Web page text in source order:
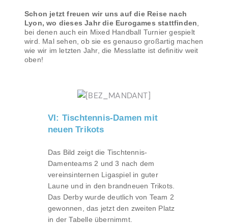
Schon jetzt freuen wir uns auf die Reise nach
Lyon, wo dieses Jahr die Eurogames stattfinden
bei denen auch ein Mixed Handball Turnier gespielt
wird. Mal sehen, ob sie es genauso großartig machen
wie wir im letzten Jahr, die Messlatte ist definitiv weit
oben!
VI: Tischtennis-Damen mit
neuen Trikots
Das Bild zeigt die Tischtennis-
Damenteams 2 und 3 nach dem
vereinsinternen Ligaspiel in guter
Laune und in den brandneuen Trikots.
Das Derby wurde deutlich von Team 2
gewonnen, das jetzt den zweiten Platz
in der Tabelle übernimmt.